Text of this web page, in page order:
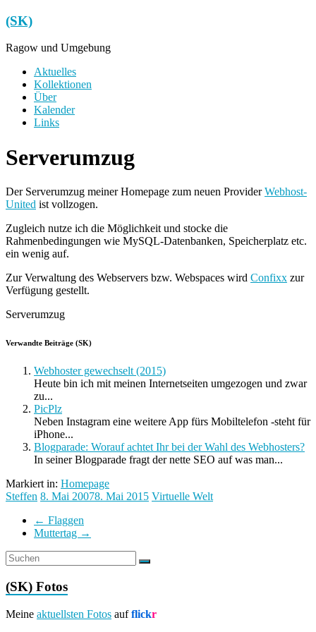
Zum
Inhalt
springen
(SK)
Ragow und Umgebung
Menü
Aktuelles
Kollektionen
Über
Kalender
Links
Serverumzug
Der Serverumzug meiner Homepage zum neuen ProviderWebhost-
United ist vollzogen.
Zugleich nutze ich die Möglichkeit und stocke die
Rahmenbedingungen wie MySQL-Datenbanken, Speicherplatz etc.
ein wenig auf.
Zur Verwaltung des Webservers bzw. Webspaces wird Confixx zur
Verfügung gestellt.
Serverumzug
Verwandte Beiträge (SK)
Webhoster gewechselt (2015)
Heute bin ich mit meinen Internetseiten umgezogen und zwar
zu...
PicPlz
Neben Instagram eine weitere App fürs Mobiltelefon -steht für
iPhone...
Blogparade: Worauf achtet Ihr bei der Wahl des Webhosters?
In seiner Blogparade fragt der nette SEO auf was man...
Markiert in: Homepage
Steffen 8. Mai 20078. Mai 2015 Virtuelle Welt
← Flaggen
Muttertag →
(SK) Fotos
Meine aktuellsten Fotos aufflickr